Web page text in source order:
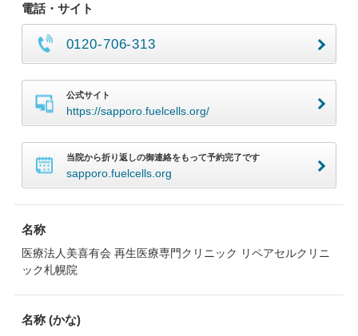
電話・サイト
0120-706-313
公式サイト
https://sapporo.fuelcells.org/
当院から折り返しの御連絡をもって予約完了です
sapporo.fuelcells.org
名称
医療法人美喜有会 再生医療専門クリニック リペアセルクリニ
ック札幌院
名称 (かな)